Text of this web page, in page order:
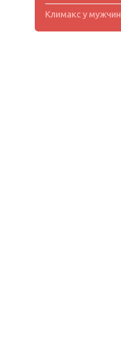
Климакс у мужчин